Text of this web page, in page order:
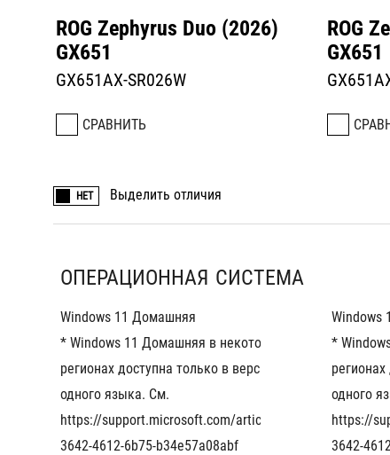
ROG Zephyrus Duo (2026)
GX651
GX651AX-SR026W
СРАВНИТЬ
ROG
GX651
НЕТ Выделить отличия
ОПЕРАЦИОННАЯ СИСТЕМА
Windows 11 Домашняя
* Windows 11 Домашняя в некоторых
регионах доступна только в версии для
одного языка. См.
https://support.microsoft.com/article/eaf060a6-
3642-4612-6b75-b34e57a08abf
Windows
*
регионах
одного
https://
3642-